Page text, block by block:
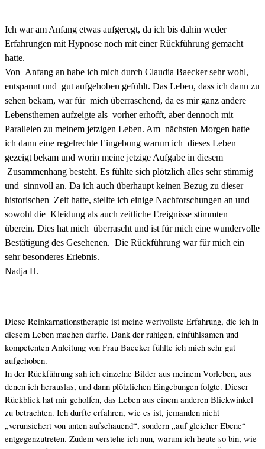
Ich war am Anfang etwas aufgeregt, da ich bis dahin weder
Erfahrungen mit Hypnose noch mit einer Rückführung gemacht
hatte.
Von Anfang an habe ich mich durch Claudia Baecker sehr wohl,
entspannt und gut aufgehoben gefühlt. Das Leben, dass ich dann zu
sehen bekam, war für mich überraschend, da es mir ganz andere
Lebensthemen aufzeigte als vorher erhofft, aber dennoch mit
Parallelen zu meinem jetzigen Leben. Am nächsten Morgen hatte
ich dann eine regelrechte Eingebung warum ich dieses Leben
gezeigt bekam und worin meine jetzige Aufgabe in diesem
Zusammenhang besteht. Es fühlte sich plötzlich alles sehr stimmig
und sinnvoll an. Da ich auch überhaupt keinen Bezug zu dieser
historischen Zeit hatte, stellte ich einige Nachforschungen an und
sowohl die Kleidung als auch zeitliche Ereignisse stimmten
überein. Dies hat mich überrascht und ist für mich eine wundervolle
Bestätigung des Gesehenen. Die Rückführung war für mich ein
sehr besonderes Erlebnis.
Nadja H.
Diese Reinkarnationstherapie ist meine wertvollste Erfahrung, die ich in
diesem Leben machen durfte. Dank der ruhigen, einfühlsamen und
kompetenten Anleitung von Frau Baecker fühlte ich mich sehr gut
aufgehoben.
In der Rückführung sah ich einzelne Bilder aus meinem Vorleben, aus
denen ich herauslas, und dann plötzlichen Eingebungen folgte. Dieser
Rückblick hat mir geholfen, das Leben aus einem anderen Blickwinkel
zu betrachten. Ich durfte erfahren, wie es ist, jemanden nicht
„verunsichert von unten aufschauend“, sondern „auf gleicher Ebene“
entgegenzutreten. Zudem verstehe ich nun, warum ich heute so bin, wie